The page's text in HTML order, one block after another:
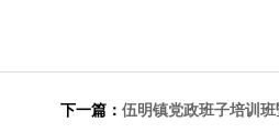
下一篇： 伍明镇党政班子培训